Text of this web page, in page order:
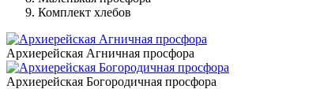
Комплект хлебов
Архиерейская Агничная просфора
Архиерейская Богородичная просфора